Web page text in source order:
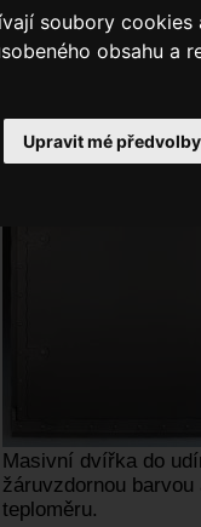
soubory
obsahu a
Upravit mé předvolby
Přihlášení Ke
shop JOKR
Masivní dvířka do
žáruvzdornou
teploměru.